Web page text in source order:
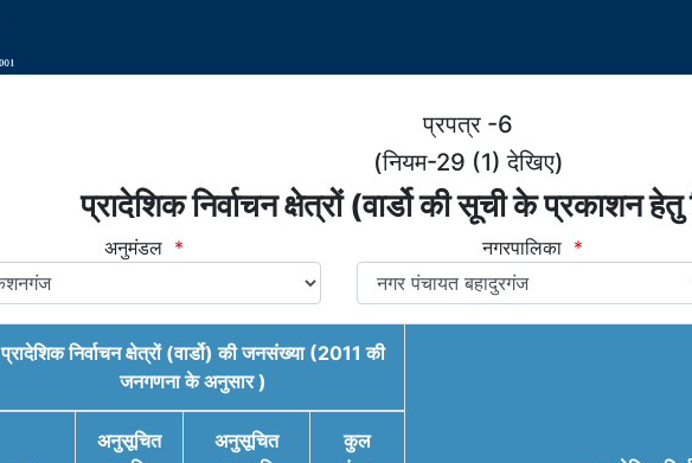
प्रपत्र -6
(नियम-29 (1) देखिए)
प्रादेशिक निर्वाचन क्षेत्रों (वार्डो की सूची के प्रकाशन
अनुमंडल * नगरपालिका *
प्रादेशिक निर्वाचन क्षेत्रों (वार्डो) की जनसंख्या (2011 की
जनगणना के अनुसार )
अनुसूचित
अनुसूचित
कुल